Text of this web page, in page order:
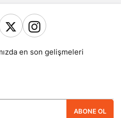
en son gelişmeleri
ABONE OL